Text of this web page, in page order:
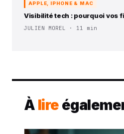
APPLE, IPHONE & MAC
Visibilité tech : pourquoi vos
JULIEN MOREL · 11 min
À lire